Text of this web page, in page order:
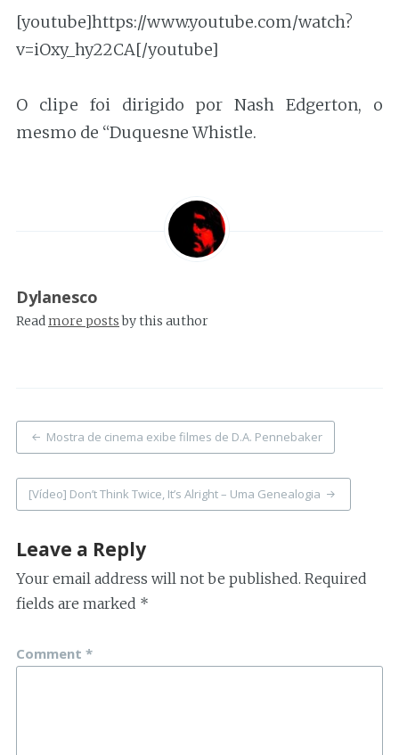
[youtube]https://www.youtube.com/watch?
v=iOxy_hy22CA[/youtube]
O clipe foi dirigido por Nash Edgerton, o
mesmo de “Duquesne Whistle.
Dylanesco
Readmore postsby this author
Post
navigation
Mostra de cinema exibe filmes de D.A. Pennebaker
[Vídeo] Don’t Think Twice, It’s Alright – Uma Genealogia
Leave a Reply
Your email address will not be published. Required
fields are marked *
Comment *